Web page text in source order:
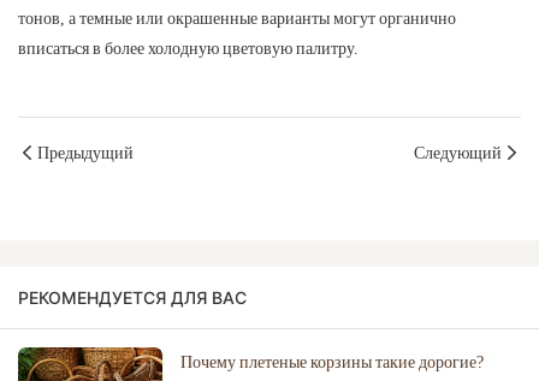
тонов, а темные или окрашенные варианты могут органично
вписаться в более холодную цветовую палитру.
Предыдущий Следующий
РЕКОМЕНДУЕТСЯ ДЛЯ ВАС
Почему плетеные корзины такие дорогие?